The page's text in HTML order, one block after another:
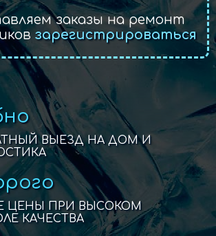
заказы на ремонт
зарегистрироваться
ВЫЕЗД НА ДОМ И
ЦЕНЫ ПРИ ВЫСОКОМ
КАЧЕСТВА